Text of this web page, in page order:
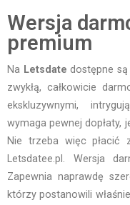
Wersja
premium
Na Letsdate dostępne
zwykłą, całkowicie
ekskluzywnymi,
wymaga pewnej dopłaty,
Nie trzeba więc
Letsdatee.pl. Wersja
Zapewnia naprawdę
którzy postanowili